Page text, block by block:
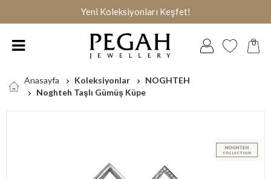
Yeni Koleksiyonları Keşfet!
0
Anasayfa Koleksiyonlar
NOGHTEH
Noghteh Taşlı Gümüş Küpe